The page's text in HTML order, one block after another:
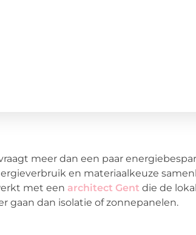
meer dan een paar
en materiaalkeuze
met een architect Gent die de
gaan dan isolatie of zonnepanelen.